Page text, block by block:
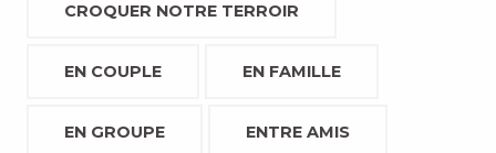
CROQUER NOTRE TERROIR
EN COUPLE EN FAMILLE
EN GROUPE ENTRE AMIS